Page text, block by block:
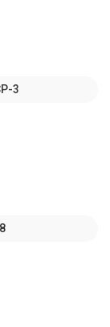
3